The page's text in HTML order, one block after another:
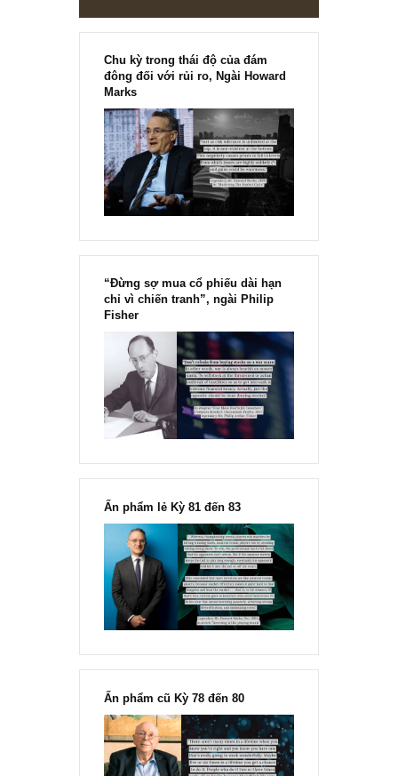
Chu kỳ trong thái độ của đám
đông đối với rủi ro, Ngài Howard
Marks
chỉ vì chiến tranh”, ngài Philip
Ấn phẩm lẻ Kỳ 81 đến 83